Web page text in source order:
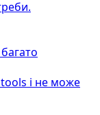
і не може